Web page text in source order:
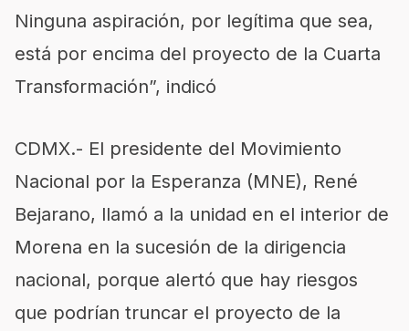
Ninguna aspiración, por legítima que sea,
está por encima del proyecto de la Cuarta
Transformación”, indicó
CDMX.- El presidente del Movimiento
Nacional por la Esperanza (MNE), René
Bejarano, llamó a la unidad en el interior de
Morena en la sucesión de la dirigencia
nacional, porque alertó que hay riesgos
que podrían truncar el proyecto de la